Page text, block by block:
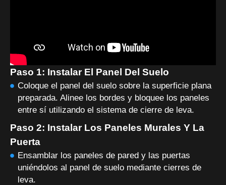
Paso 1: Instalar El Panel Del Suelo
Coloque el panel del suelo sobre la superficie plana
preparada. Alinee los bordes y bloquee los paneles
entre sí utilizando el sistema de cierre de leva.
Paso 2: Instalar Los Paneles Murales Y La
Puerta
Ensamblar los paneles de pared y las puertas
uniéndolos al panel de suelo mediante cierres de
leva.